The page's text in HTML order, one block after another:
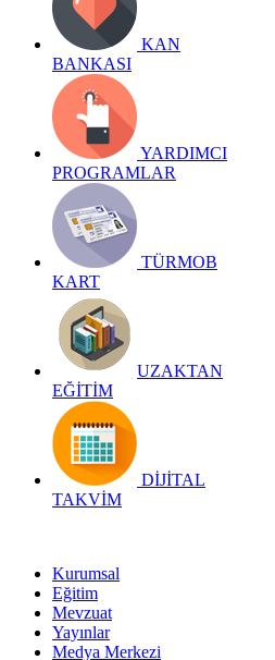
KAN
BANKASI
YARDIMCI
PROGRAMLAR
TÜRMOB
KART
UZAKTAN
EĞİTİM
DİJİTAL
TAKVİM
Kurumsal
Eğitim
Mevzuat
Yayınlar
Medya Merkezi